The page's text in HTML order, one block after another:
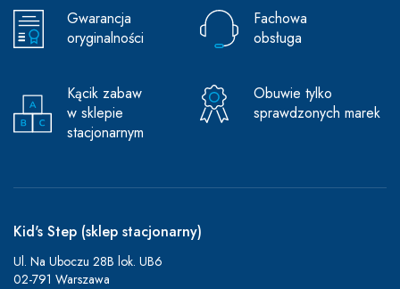
Gwarancja
oryginalności
Fachowa
obsługa
Kącik zabaw
w sklepie
stacjonarnym
Obuwie tylko
sprawdzonych marek
Kid's Step (sklep stacjonarny)
Ul. Na Uboczu 28B lok. UB6
02-791 Warszawa